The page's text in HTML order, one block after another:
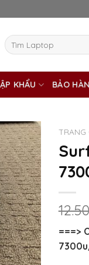
Tìm
kiếm:
KHẨU BẢO
TRANG
===>